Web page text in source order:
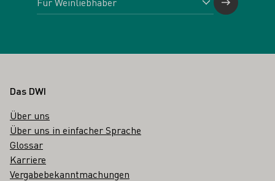
Fußbereich
Das DWI
Über uns
Über uns in einfacher Sprache
Glossar
Karriere
Vergabebekanntmachungen